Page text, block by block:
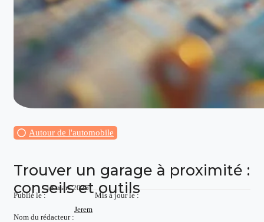
Autour de l'automobile
Trouver un garage à proximité :
conseils et outils
Publié le :
13 mars 2025
Mis à jour le :
Nom du rédacteur :
Jerem